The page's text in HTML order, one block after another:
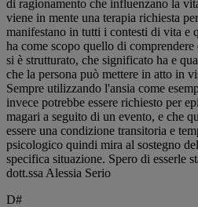
di ragionamento che influenzano la
viene in mente una terapia richiesta
manifestano in tutti i contesti di vita e
ha come scopo quello di
si è strutturato, che significato ha e
che la persona può mettere in atto in
Sempre utilizzando l'ansia come
invece potrebbe essere richiesto per
magari a seguito di un evento, e che
essere una condizione transitoria e
psicologico quindi mira al sostegno
specifica situazione. Spero di esserle
dott.ssa Alessia Serio
D#